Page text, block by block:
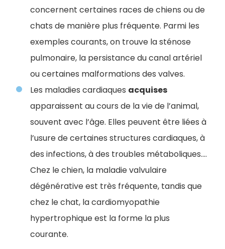
concernent certaines races de chiens ou de
chats de manière plus fréquente. Parmi les
exemples courants, on trouve la sténose
pulmonaire, la persistance du canal artériel
ou certaines malformations des valves.
Les maladies cardiaques acquises
apparaissent au cours de la vie de l’animal,
souvent avec l’âge. Elles peuvent être liées à
l’usure de certaines structures cardiaques, à
des infections, à des troubles métaboliques....
Chez le chien, la maladie valvulaire
dégénérative est très fréquente, tandis que
chez le chat, la cardiomyopathie
hypertrophique est la forme la plus
courante.